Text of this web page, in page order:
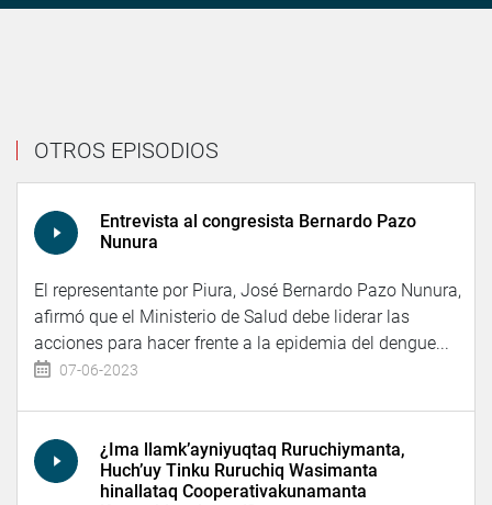
OTROS EPISODIOS
Entrevista al congresista Bernardo Pazo
Nunura
El representante por Piura, José Bernardo Pazo Nunura,
afirmó que el Ministerio de Salud debe liderar las
acciones para hacer frente a la epidemia del dengue...
07-06-2023
¿Ima llamk’ayniyuqtaq Ruruchiymanta,
Huch’uy Tinku Ruruchiq Wasimanta
hinallataq Cooperativakunamanta